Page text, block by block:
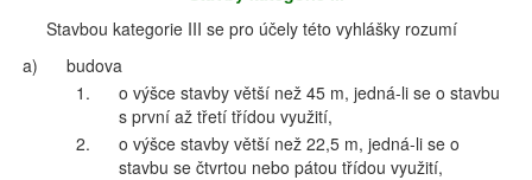
Stavbou kategorie III se pro účely této vyhlášky rozumí
a)
budova
1.
o výšce stavby větší než 45 m, jedná-li se o stavbu
s první až třetí třídou využití,
2.
o výšce stavby větší než 22,5 m, jedná-li se o
stavbu se čtvrtou nebo pátou třídou využití,